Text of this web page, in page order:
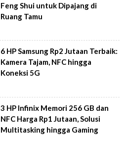
Feng Shui untuk Dipajang di
Ruang Tamu
6 HP Samsung Rp2 Jutaan Terbaik:
Kamera Tajam, NFC hingga
Koneksi 5G
3 HP Infinix Memori 256 GB dan
NFC Harga Rp1 Jutaan, Solusi
Multitasking hingga Gaming